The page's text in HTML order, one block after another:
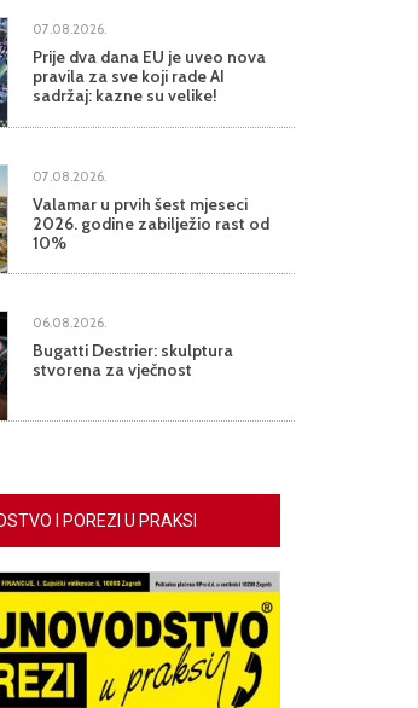
07.08.2026.
Prije dva dana EU je uveo nova
pravila za sve koji rade AI
sadržaj: kazne su velike!
07.08.2026.
Valamar u prvih šest mjeseci
2026. godine zabilježio rast od
10%
06.08.2026.
Bugatti Destrier: skulptura
stvorena za vječnost
I POREZI U PRAKSI